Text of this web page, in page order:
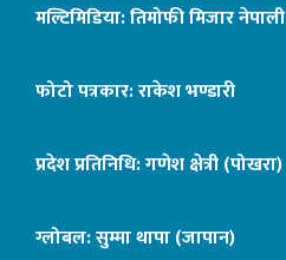
मल्टिमिडिया: तिमोफी मिजार नेपाली
फोटो पत्रकार: राकेश भण्डारी
प्रदेश प्रतिनिधि: गणेश क्षेत्री (पोखरा)
ग्लोबल: सुम्मा थापा (जापान)